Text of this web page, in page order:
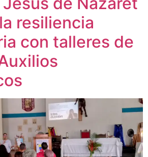
resiliencia
con talleres de